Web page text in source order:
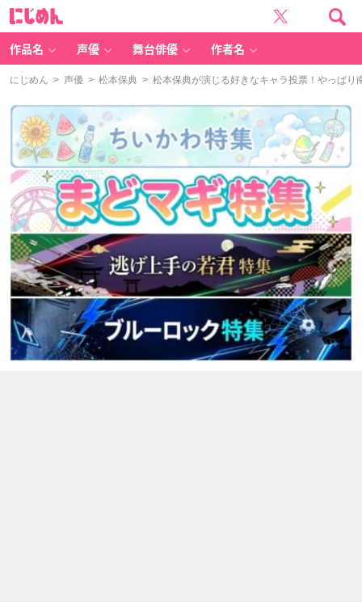
作品名 声優 舞台俳優 作者名
にじめん > 声優 > 松本保典 > 松本保典が演じる好きなキャラ投票！やっぱり